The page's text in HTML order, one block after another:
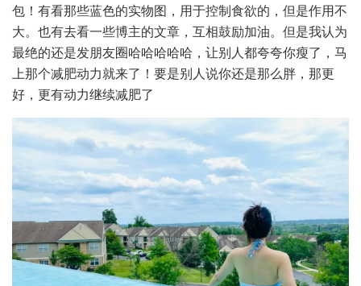
包！有看那些蓝色的实物图，用于控制食欲的，但是作用不
大。也有去看一些博主的文章，互相鼓励加油。但是我认为
最绝的还是发朋友圈哈哈哈哈哈，让别人都夸夸你瘦了，马
上那个减肥动力就来了！要是别人说你还是那么胖，那更
好，更有动力继续减肥了